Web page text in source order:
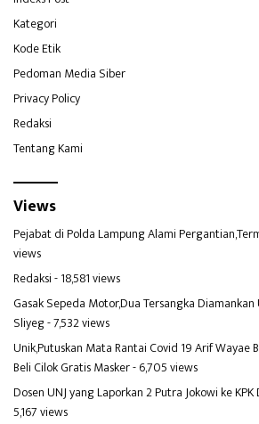
Kategori
Kode Etik
Pedoman Media Siber
Privacy Policy
Redaksi
Tentang Kami
Views
Pejabat di Polda Lampung Alami
views
Redaksi- 18,581 views
Gasak Sepeda Motor,Dua Tersangka Diamankan
Sliyeg- 7,532 views
Unik,Putuskan Mata Rantai Covid 19 Arif Wayae
Beli Cilok Gratis Masker- 6,705 views
Dosen UNJ yang Laporkan 2 Putra Jokowi ke
5,167 views